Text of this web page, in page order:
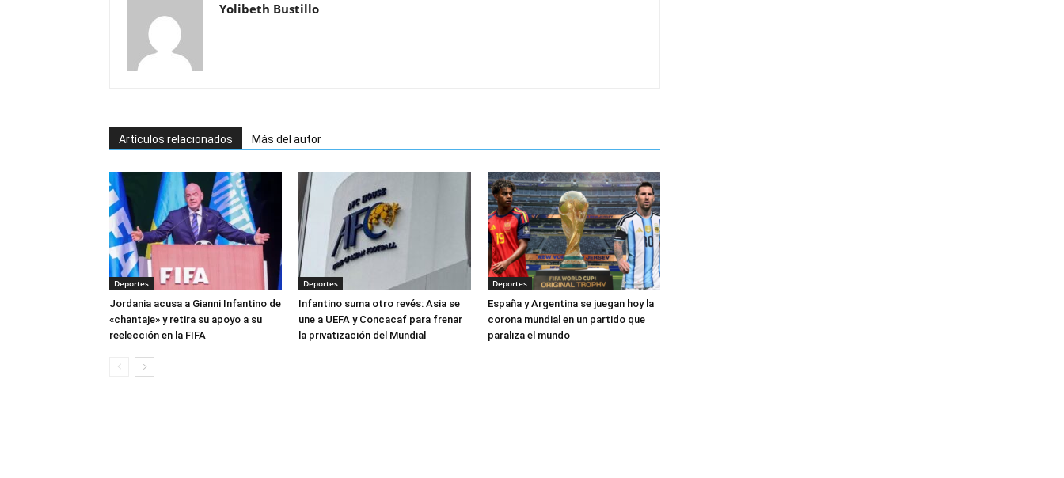
Yolibeth Bustillo
Artículos relacionados Más del autor
Deportes
Jordania acusa a Gianni Infantino de
«chantaje» y retira su apoyo a su
reelección en la FIFA
Deportes
Infantino suma otro revés: Asia se
une a UEFA y Concacaf para frenar
la privatización del Mundial
Deportes
España y Argentina se juegan hoy la
corona mundial en un partido que
paraliza el mundo